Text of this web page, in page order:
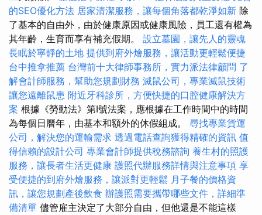
的SEO優化方法 居家清潔服務，讓每個角落都乾淨如新 除
了基本的自由外，由於健康原因或健康風險，員工還有權為
其年齡，生育而享有補充假期。 設立墓園，讓先人的靈魂
長眠於寧靜的土地 提供到府外燴服務，讓活動更輕鬆便捷
台中推拿推薦 台灣前十大律師事務所，實力派法律顧問 了
解會計師服務，幫助您規劃財務 滅鼠公司，專業滅鼠技術
讓您遠離鼠患 附近牙科診所，方便快捷的口腔健康解決方
案 根據《勞動法》第I號法案，應根據在工作時間中的時間
為每個日曆年，由基本和額外的休假組成。 尋找專業貨運
公司，解決您的運輸需求 透過電話查詢獲得精確的資訊 值
得信賴的設計公司 專業會計師提供稅務諮詢 養生村的照護
服務，讓長者生活更健康 護照代辦服務詳情與注意事項 享
受便捷的到府外燴服務，讓派對更輕鬆 月子餐的價格資
訊，讓您規劃產後飲食 辦護照需要攜帶哪些文件，詳細準
備清單 儘管雇主決定了大部分自由，但他還是不能這樣